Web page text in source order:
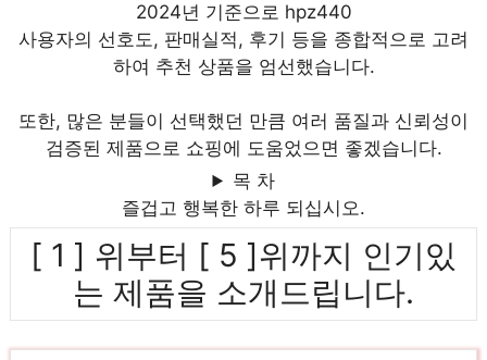
2024년 기준으로 hpz440
사용자의 선호도, 판매실적, 후기 등을 종합적으로 고려
하여 추천 상품을 엄선했습니다.
또한, 많은 분들이 선택했던 만큼 여러 품질과 신뢰성이
검증된 제품으로 쇼핑에 도움었으면 좋겠습니다.
목 차
즐겁고 행복한 하루 되십시오.
[ 1 ] 위부터 [ 5 ]위까지 인기있
는 제품을 소개드립니다.